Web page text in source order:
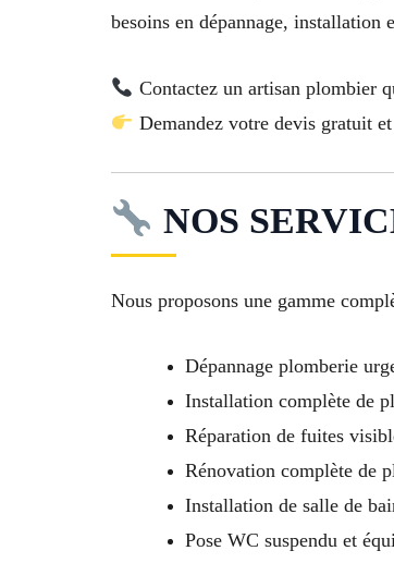
besoins en dépannage, installation
Contactez un artisan plombier
Demandez votre devis gratuit
NOS
Nous proposons une gamme
Dépannage plomberie
Installation complète de
Réparation de fuites
Rénovation complète de
Installation de salle de
Pose WC suspendu et